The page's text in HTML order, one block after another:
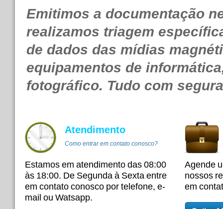
Emitimos a documentação
realizamos triagem
de dados das mídias
equipamentos de
fotográfico. Tudo com
Atendimento
Como entrar em contato conosco?
Estamos em atendimento das 08:00
às 18:00. De Segunda à Sexta entre
em contato conosco por telefone, e-
mail ou Watsapp.
Agende
nossos
em